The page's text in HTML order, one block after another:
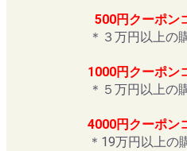
500円クーポ
＊３万円以上の
1000円クーポ
＊５万円以上の
4000円クーポ
＊19万円以上の